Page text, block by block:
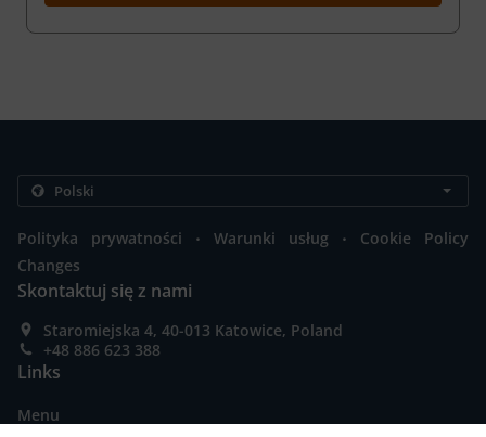
Polityka prywatności . Warunki usług .
Cookie Policy
Changes
Skontaktuj się z nami
Staromiejska 4, 40-013 Katowice, Poland
+48 886 623 388
Links
Menu